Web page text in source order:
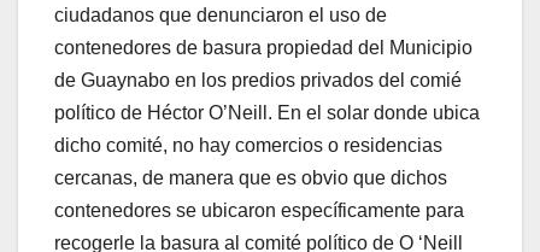
ciudadanos que denunciaron el uso de
contenedores de basura propiedad del Municipio
de Guaynabo en los predios privados del comié
político de Héctor O’Neill. En el solar donde ubica
dicho comité, no hay comercios o residencias
cercanas, de manera que es obvio que dichos
contenedores se ubicaron específicamente para
recogerle la basura al comité político de O ‘Neill